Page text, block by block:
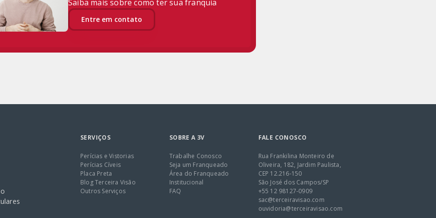
Saiba mais sobre como ter sua franquia
Entre em contato
SERVIÇOS
Perícias e Vistorias
Perícias Cíveis
Placa Preta
Blog Terceira Visão
Outros Serviços
SOBRE A 3V
Trabalhe Conosco
Seja um Franqueado
Área do Franqueado
Institucional
FAQ
FALE CONOSCO
Rua Frankilina Monteiro de
Oliveira, 182, Jardim Paulista,
CEP 12.216-150
São José dos Campos/SP
+55 12 98127-0909
sac@terceiravisao.com
ouvidoria@terceiravisao.com